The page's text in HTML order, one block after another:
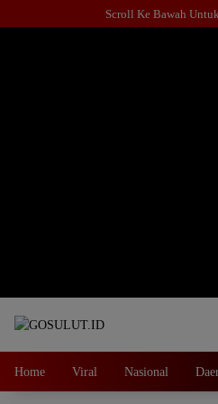
ke
Scroll Ke Bawah
Home Viral Nasional